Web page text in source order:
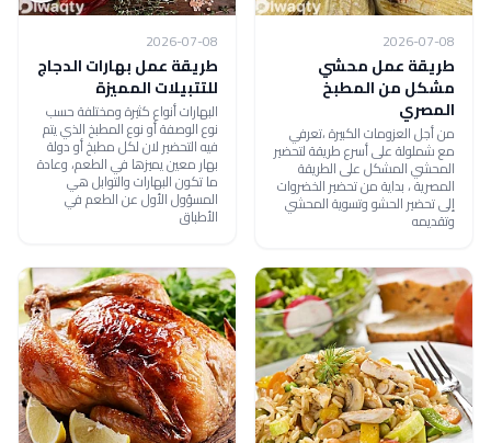
2026-07-08
طريقة عمل محشي
مشكل من المطبخ
المصري
من أجل العزومات الكبيرة ،تعرفي
مع شملولة على أسرع طريقة لتحضير
المحشي المشكل على الطريقة
المصرية ، بداية من تحضير الخضروات
إلى تحضير الحشو وتسوية المحشي
وتقديمه
2026-07-08
طريقة عمل بهارات الدجاج
للتتبيلات المميزة
البهارات أنواع كثيرة ومختلفة حسب
نوع الوصفة أو نوع المطبخ الذي يتم
فيه التحضير لان لكل مطبخ أو دولة
بهار معين يميزها في الطعم، وعادة
ما تكون البهارات والتوابل هي
المسؤول الأول عن الطعم في
الأطباق